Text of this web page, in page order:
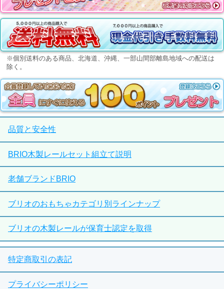
※個別送料のある商品、北海道、沖縄、一部山間部離島地域への配送は
除く。
品質と安全性
BRIO木製レールセット組立て説明
老舗ブランドBRIO
ブリオのおもちゃカテゴリ別ラインナップ
ブリオの木製レールが保育士認定を取得
特定商取引の表記
プライバシーポリシー